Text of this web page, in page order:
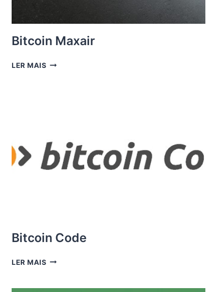
Bitcoin Maxair
LER MAISBITCOIN
Bitcoin Code
LER MAISBITCOIN